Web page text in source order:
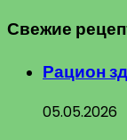
Свежие
Рацион
05.05.2026